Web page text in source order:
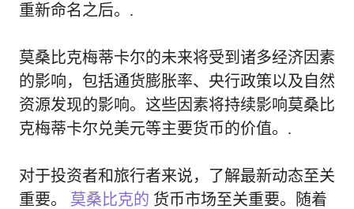
重新命名之后。.
莫桑比克梅蒂卡尔的未来将受到诸多经济因素
的影响，包括通货膨胀率、央行政策以及自然
资源发现的影响。这些因素将持续影响莫桑比
克梅蒂卡尔兑美元等主要货币的价值。.
对于投资者和旅行者来说，了解最新动态至关
重要。 莫桑比克的 货币市场至关重要。随着